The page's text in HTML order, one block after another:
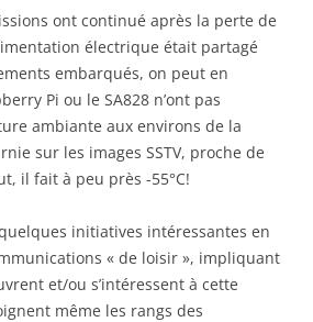
ont continué après la perte de
électrique était partagé
embarqués, on peut en
Pi ou le SA828 n’ont pas
ambiante aux environs de la
sur les images SSTV, proche de
il fait à peu près -55°C!
initiatives intéressantes en
« de loisir », impliquant
et/ou s’intéressent à cette
même les rangs des